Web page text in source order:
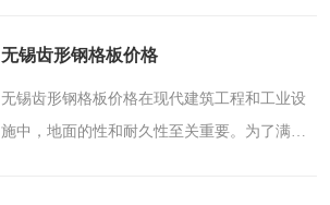
造公司至关重要。在众..
无锡齿形钢格板价格
无锡齿形钢格板价格在现代建筑工程和工业设
施中，地面的性和耐久性至关重要。为了满足
复合钢格板
插接钢格板